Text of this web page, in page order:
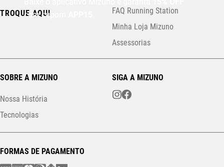
com cupom
TROQUE AQUI
FAQ Running Station
Minha Loja Mizuno
Assessorias
SOBRE A MIZUNO
Nossa História
Tecnologias
SIGA A MIZUNO
FORMAS DE PAGAMENTO